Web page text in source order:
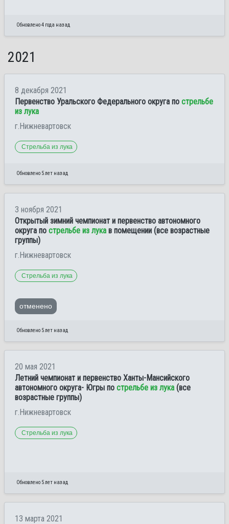
Обновлено 4 года назад
2021
8 декабря 2021
Первенство Уральского Федерального округа по стрельбе
из лука
г.Нижневартовск
Стрельба из лука
Обновлено 5 лет назад
3 ноября 2021
Открытый зимний чемпионат и первенство автономного
округа по стрельбе из лука в помещении (все возрастные
группы)
г.Нижневартовск
Стрельба из лука
отменено
Обновлено 5 лет назад
20 мая 2021
Летний чемпионат и первенство Ханты-Мансийского
автономного округа- Югры по стрельбе из лука (все
возрастные группы)
г.Нижневартовск
Стрельба из лука
Обновлено 5 лет назад
13 марта 2021